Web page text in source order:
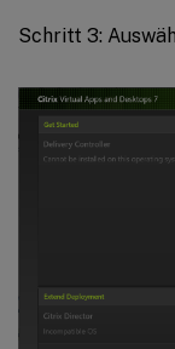
Schritt 3: